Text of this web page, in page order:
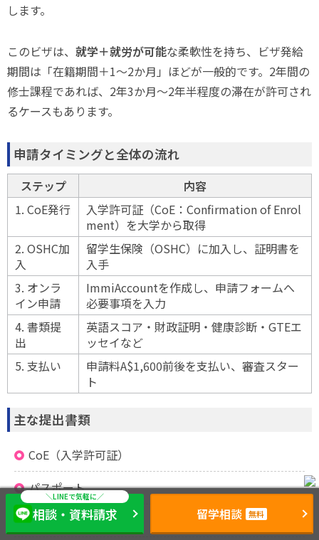
します。
このビザは、 就学＋就労が可能な柔軟性を持ち、ビザ発給
期間は「在籍期間＋1〜2か月」ほどが一般的です。2年間の
修士課程であれば、2年3か月〜2年半程度の滞在が許可され
るケースもあります。
申請タイミングと全体の流れ
ステップ
内容
1. CoE発行
入学許可証（CoE：Confirmation of Enrol
ment）を大学から取得
2. OSHC加
入
留学生保険（OSHC）に加入し、証明書を
入手
3. オンラ
イン申請
ImmiAccountを作成し、申請フォームへ
必要事項を入力
4. 書類提
出
英語スコア・財政証明・健康診断・GTEエ
ッセイなど
5. 支払い
申請料A$1,600前後を支払い、審査スター
ト
主な提出書類
CoE（入学許可証）
パスポート
OSHC加入証明書
相談・資料請求 留学相談 無料